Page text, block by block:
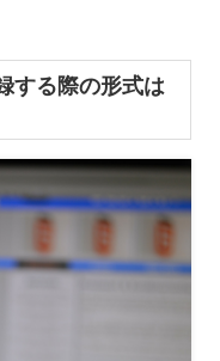
する際の形式は